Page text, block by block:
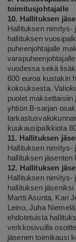
toimitusjohtajalle
10. Hallituksen
Hallituksen nimitys-
hallituksen
puheenjohtajalle
vuodessa sekä
600 euroa kustakin
kokouksesta.
puolet
yhtiön B-sarjan
kuukausipalkkiota
11. Hallituksen
Hallituksen nimitys-
hallituksen
12. Hallituksen
Hallituksen nimitys-
hallituksen jäseniksi
Martti Asunta, Kari
Leino, Juha
ehdotetuista
verkkosivuilla
jäsenen toimikausi